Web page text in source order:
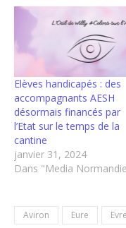
Elèves handicapés : des
accompagnants AESH
désormais financés par
l’Etat sur le temps de la
cantine
janvier 31, 2024
Dans "Media
Aviron Eure